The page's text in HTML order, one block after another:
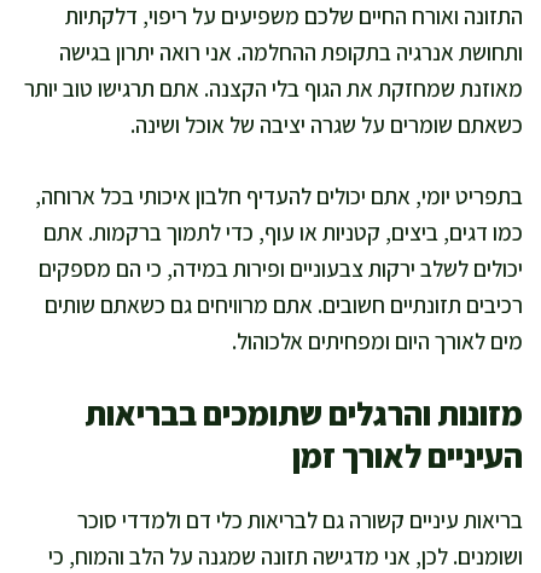
התזונה ואורח החיים שלכם משפיעים על ריפוי, דלקתיות
ותחושת אנרגיה בתקופת ההחלמה. אני רואה יתרון בגישה
מאוזנת שמחזקת את הגוף בלי הקצנה. אתם תרגישו טוב יותר
כשאתם שומרים על שגרה יציבה של אוכל ושינה.
בתפריט יומי, אתם יכולים להעדיף חלבון איכותי בכל ארוחה,
כמו דגים, ביצים, קטניות או עוף, כדי לתמוך ברקמות. אתם
יכולים לשלב ירקות צבעוניים ופירות במידה, כי הם מספקים
רכיבים תזונתיים חשובים. אתם מרוויחים גם כשאתם שותים
מים לאורך היום ומפחיתים אלכוהול.
מזונות והרגלים שתומכים בבריאות
העיניים לאורך זמן
בריאות עיניים קשורה גם לבריאות כלי דם ולמדדי סוכר
ושומנים. לכן, אני מדגישה תזונה שמגנה על הלב והמוח, כי